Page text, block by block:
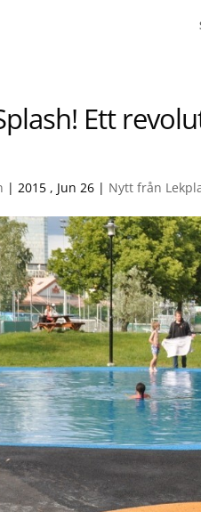
Ett
|2015 , Jun 26 | Nytt från